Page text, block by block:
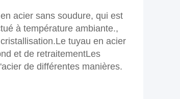
acier sans soudure, qui est
à température ambiante.,
tuyau en acier
et de retraitementLes
de différentes manières.